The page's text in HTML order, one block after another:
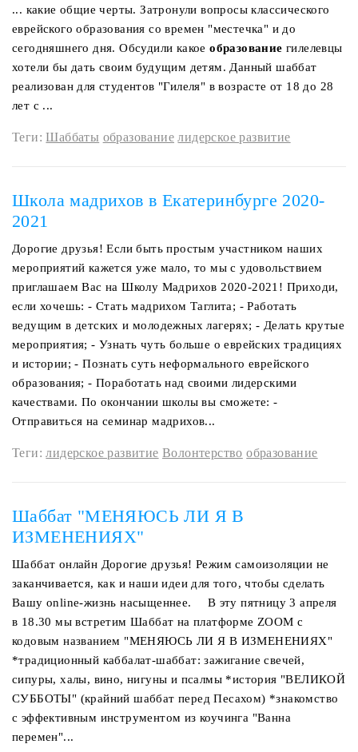
... какие общие черты. Затронули вопросы классического
еврейского образования со времен "местечка" и до
сегодняшнего дня. Обсудили какоеобразование гилелевцы
хотели бы дать своим будущим детям. Данный шаббат
реализован для студентов "Гилеля" в возрасте от 18 до 28
лет с ...
Теги:Шаббаты образование лидерское развитие
Школа мадрихов в Екатеринбурге 2020-
2021
Дорогие друзья! Если быть простым участником наших
мероприятий кажется уже мало, то мы с удовольствием
приглашаем Вас на Школу Мадрихов 2020-2021! Приходи,
если хочешь: - Стать мадрихом Таглита; - Работать
ведущим в детских и молодежных лагерях; - Делать крутые
мероприятия; - Узнать чуть больше о еврейских традициях
и истории; - Познать суть неформального еврейского
образования; - Поработать над своими лидерскими
качествами. По окончании школы вы сможете: -
Отправиться на семинар мадрихов...
Теги:лидерское развитие Волонтерство образование
Шаббат "МЕНЯЮСЬ ЛИ Я В
ИЗМЕНЕНИЯХ"
Шаббат онлайн Дорогие друзья! Режим самоизоляции не
заканчивается, как и наши идеи для того, чтобы сделать
Вашу online-жизнь насыщеннее. ⠀ В эту пятницу 3 апреля
в 18.30 мы встретим Шаббат на платформе ZOOM с
кодовым названием "МЕНЯЮСЬ ЛИ Я В ИЗМЕНЕНИЯХ" ⠀
*традиционный каббалат-шаббат: зажигание свечей,
сипуры, халы, вино, нигуны и псалмы *история "ВЕЛИКОЙ
СУББОТЫ" (крайний шаббат перед Песахом) *знакомство
с эффективным инструментом из коучинга "Ванна
перемен"...